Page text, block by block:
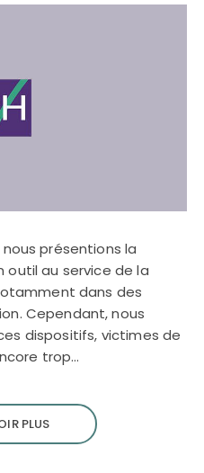
présentions la
au service de la
dans des
Cependant, nous
dispositifs, victimes de
trop…
PLUS